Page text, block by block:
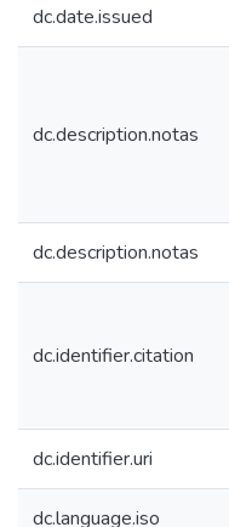
dc.date.issued
dc.description.notas
dc.description.notas
dc.identifier.citation
dc.identifier.uri
dc.language.iso